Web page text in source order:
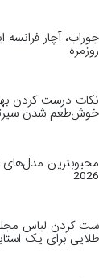
جوراب، آچار فرانسه
روزمره
نکات درست کردن
خوش‌طعم شدن
محبوبترین مدل‌های
2026
طلایی برای یک